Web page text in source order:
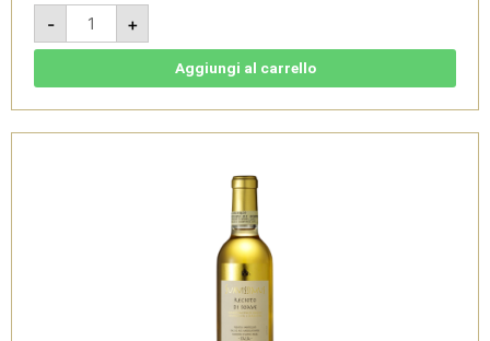
-
Desiderio
2022
0,5l
-
-
Petrussa
+
Aggiungi al carrello